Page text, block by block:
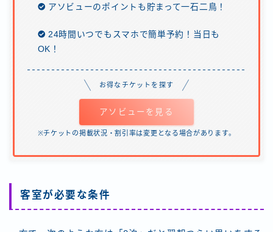
アソビューのポイントも貯まって一石二鳥！
24時間いつでもスマホで簡単予約！当日も
OK！
お得なチケットを探す
アソビューを見る
※チケットの掲載状況・割引率は変更となる場合があります。
客室が必要な条件